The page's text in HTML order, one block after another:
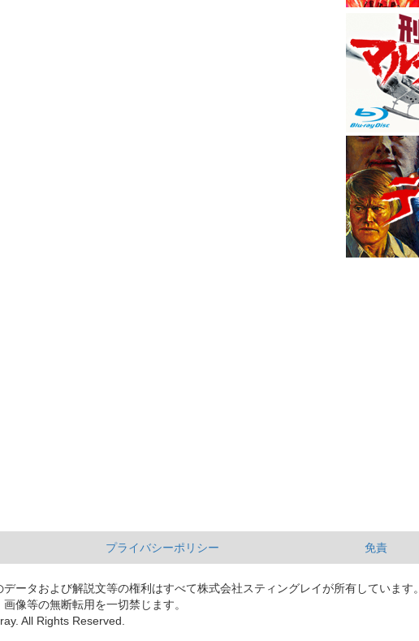
プライバシーポリシー 免責
ータおよび解説文等の権利はすべて株式会社スティングレイが所有しています。
像等の無断転用を一切禁じます。
All Rights Reserved.